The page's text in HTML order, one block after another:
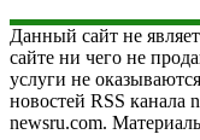
Данный сайт не
сайте ни чего не
услуги не
новостей RSS канала
newsru.com.